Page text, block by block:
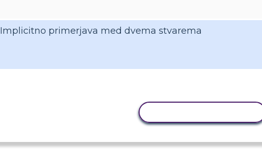
Implicitno primerjava med dvema stvarema